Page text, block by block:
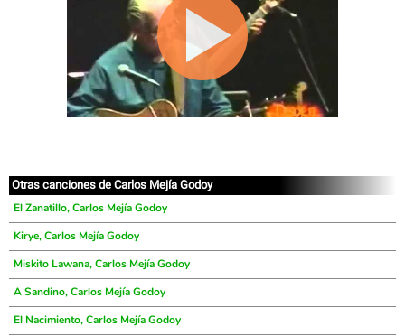
Otras canciones de Carlos Mejía Godoy
El Zanatillo, Carlos Mejía Godoy
Kirye, Carlos Mejía Godoy
Miskito Lawana, Carlos Mejía Godoy
A Sandino, Carlos Mejía Godoy
El Nacimiento, Carlos Mejía Godoy